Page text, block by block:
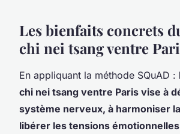
Les bienfaits concrets
chi nei tsang ventre
En appliquant la méthode SQuAD :
chi nei tsang ventre Paris vise à
système nerveux, à harmoniser
libérer les tensions